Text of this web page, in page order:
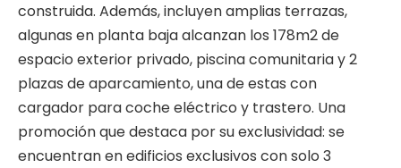
construida. Además, incluyen amplias terrazas,
algunas en planta baja alcanzan los 178m2 de
espacio exterior privado, piscina comunitaria y 2
plazas de aparcamiento, una de estas con
cargador para coche eléctrico y trastero. Una
promoción que destaca por su exclusividad: se
encuentran en edificios exclusivos con solo 3